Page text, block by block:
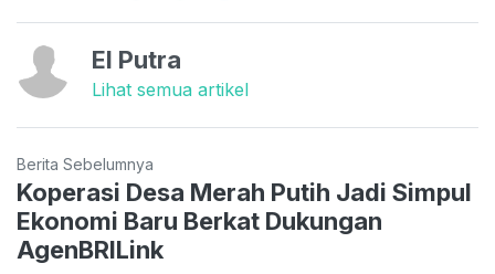
El Putra
Lihat semua artikel
Berita Sebelumnya
Koperasi Desa Merah Putih Jadi Simpul
Ekonomi Baru Berkat Dukungan
AgenBRILink